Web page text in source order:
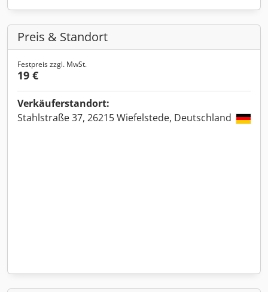
Preis & Standort
Festpreis zzgl. MwSt.
19 €
Verkäuferstandort:
Stahlstraße 37, 26215 Wiefelstede, Deutschland